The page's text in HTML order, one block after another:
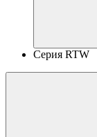
Серия RTW